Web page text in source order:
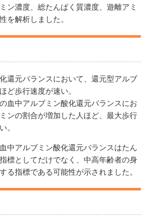
ン濃度、総たんぱく質濃度、遊離アミ
を解析しました。
還元バランスにおいて、還元型アルブ
ど歩行速度が速い。
血中アルブミン酸化還元バランスにお
ンの割合が増加した人ほど、最大歩行
。
中アルブミン酸化還元バランスはたん
標としてだけでなく、中高年齢者の身
る指標である可能性が示されました。